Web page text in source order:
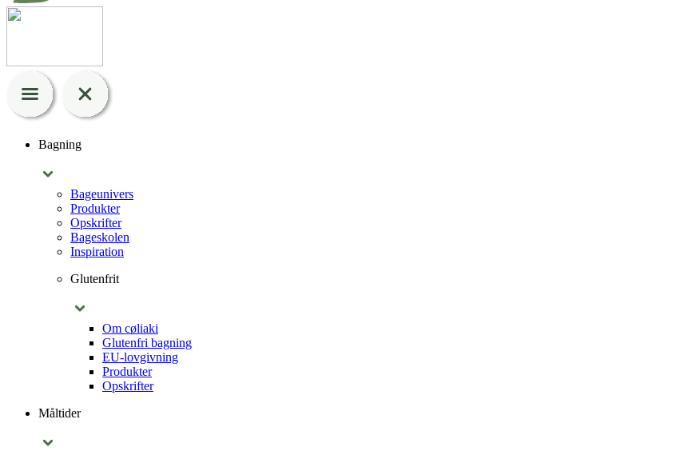
Bagning
Bageunivers
Produkter
Opskrifter
Bageskolen
Inspiration
Glutenfrit
Om cøliaki
Glutenfri bagning
EU-lovgivning
Produkter
Opskrifter
Måltider